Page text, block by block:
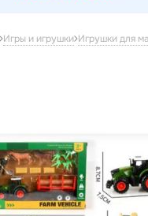
Игры и игрушки Игрушки для